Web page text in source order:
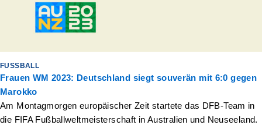
FUSSBALL
Frauen WM 2023: Deutschland siegt souverän mit 6:0 gegen
Marokko
Am Montagmorgen europäischer Zeit startete das DFB-Team in
die FIFA Fußballweltmeisterschaft in Australien und Neuseeland.